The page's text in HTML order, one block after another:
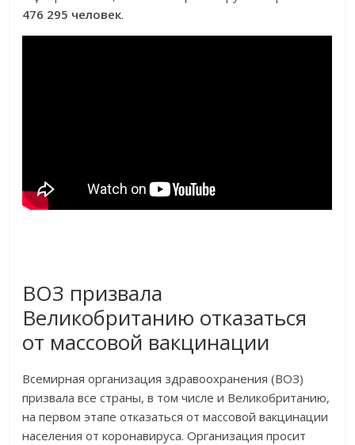
476 295 человек.
ВОЗ призвала
Великобританию отказаться
от массовой вакцинации
Всемирная организация здравоохранения (ВОЗ)
призвала все страны, в том числе и Великобританию,
на первом этапе отказаться от массовой вакцинации
населения от коронавируса. Организация просит